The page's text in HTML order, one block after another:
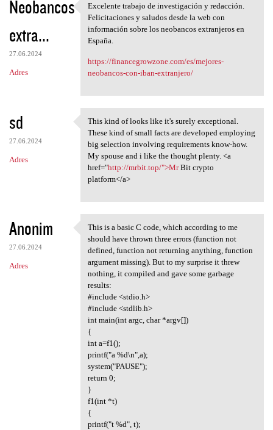
Neobancos
extra...
27.06.2024
Adres
Excelente trabajo de
Excelente trabajo de investigación y redacción.
Felicitaciones y saludos desde la web con
información sobre los neobancos extranjeros en
España.
https://financegrowzone.com/es/mejores-
neobancos-con-iban-extranjero/
sd
27.06.2024
Adres
This kind of looks like it's
This kind of looks like it's surely exceptional.
These kind of small facts are developed employing
big selection involving requirements know-how.
My spouse and i like the thought plenty. <a
href="http://mrbit.top/">MrBit crypto
platform</a>
Anonim
27.06.2024
Adres
This is a basic C code, which
This is a basic C code, which according to me
should have thrown three errors (function not
defined, function not returning anything, function
argument missing). But to my surprise it threw
nothing, it compiled and gave some garbage
results:
#include <stdio.h>
#include <stdlib.h>
int main(int argc, char *argv[])
{
int a=f1();
printf("a %d\n",a);
system("PAUSE");
return 0;
}
f1(int *t)
{
printf("t %d", t);